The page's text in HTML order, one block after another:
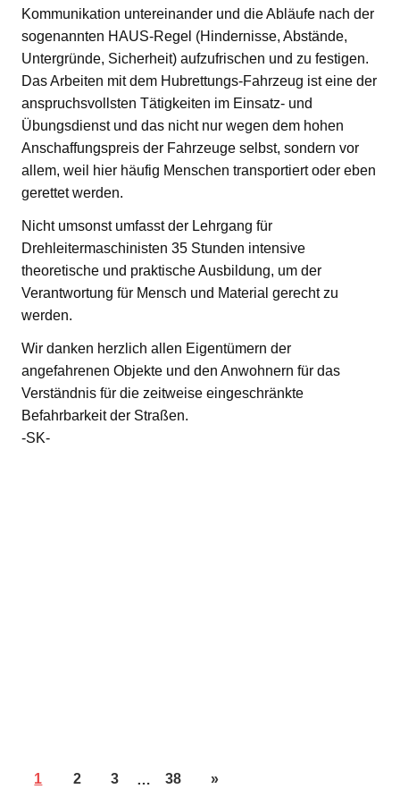
Kommunikation untereinander und die Abläufe nach der
sogenannten HAUS-Regel (Hindernisse, Abstände,
Untergründe, Sicherheit) aufzufrischen und zu festigen.
Das Arbeiten mit dem Hubrettungs-Fahrzeug ist eine der
anspruchsvollsten Tätigkeiten im Einsatz- und
Übungsdienst und das nicht nur wegen dem hohen
Anschaffungspreis der Fahrzeuge selbst, sondern vor
allem, weil hier häufig Menschen transportiert oder eben
gerettet werden.
Nicht umsonst umfasst der Lehrgang für
Drehleitermaschinisten 35 Stunden intensive
theoretische und praktische Ausbildung, um der
Verantwortung für Mensch und Material gerecht zu
werden.
Wir danken herzlich allen Eigentümern der
angefahrenen Objekte und den Anwohnern für das
Verständnis für die zeitweise eingeschränkte
Befahrbarkeit der Straßen.
-SK-
1 2 3 … 38 »